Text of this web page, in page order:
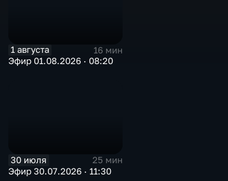
1 августа
16 мин
Эфир 01.08.2026 · 08:20
30 июля
25 мин
Эфир 30.07.2026 · 11:30